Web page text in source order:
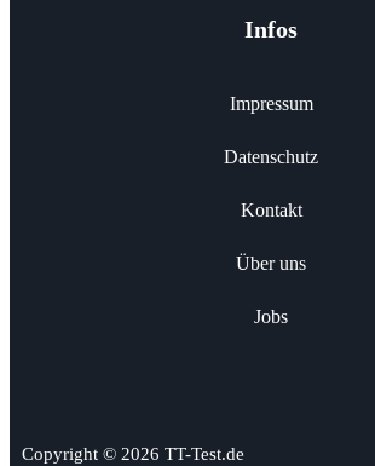
Infos
Impressum
Datenschutz
Kontakt
Über uns
Jobs
Copyright © 2026 TT-Test.de